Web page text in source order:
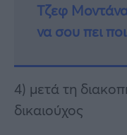
Τζεφ
να σου πει
4) μετά τη
δικαιούχος